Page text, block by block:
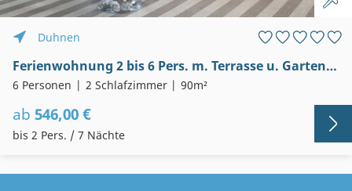
Duhnen
Ferienwohnung 2 bis 6 Pers. m. Terrasse u. Garten, 200m bis z. Strand (Meer- Unterdeck)
6 Personen 2 Schlafzimmer 90m²
ab 546,00 €
bis 2 Pers. / 7 Nächte